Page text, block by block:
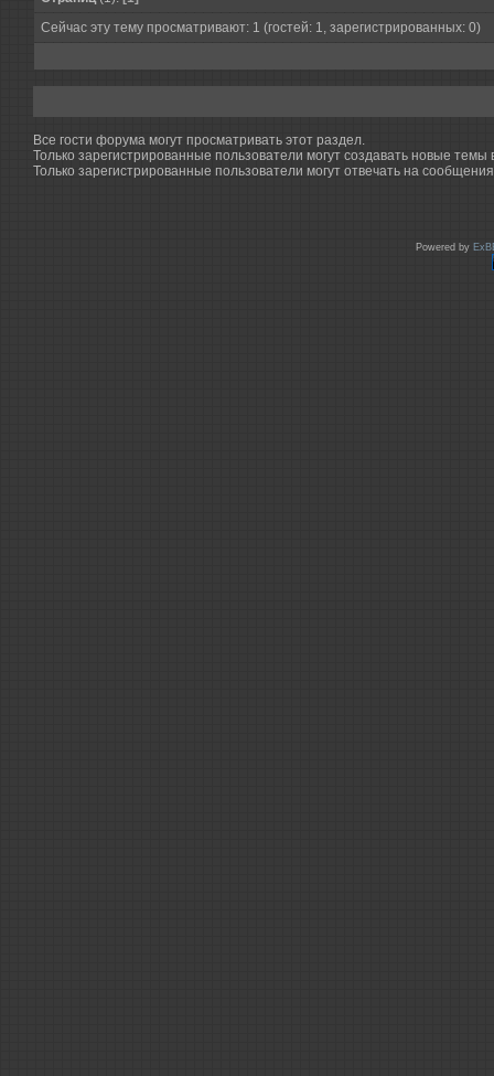
Сейчас эту тему просматривают: 1 (гостей: 1, зарегистрированных: 0)
Все гости форума могут просматривать этот раздел.
Только зарегистрированные пользователи могут создавать новые темы
Только зарегистрированные пользователи могут отвечать на
Powered by